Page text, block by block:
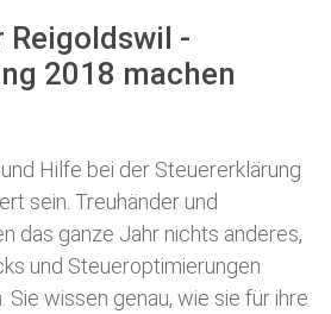
-
2018 machen
Hilfe bei der Steuererklärung
sein. Treuhänder und
das ganze Jahr nichts anderes,
und Steueroptimierungen
Sie wissen genau, wie sie für ihre